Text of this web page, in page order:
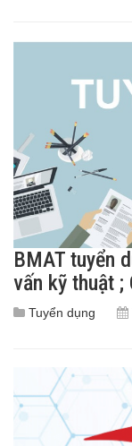
BMAT tuyển
vấn kỹ thuật
Tuyển dụng